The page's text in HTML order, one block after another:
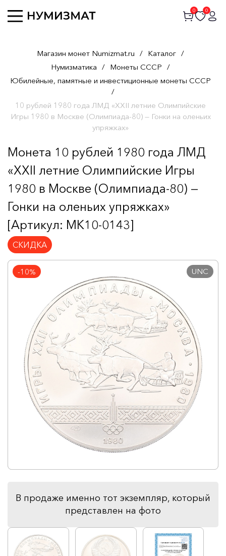
0 0
Магазин монет Numizmat.ru / Каталог /
Нумизматика / Монеты СССР /
Юбилейные, памятные и инвестиционные монеты СССР
/
10 рублей 1980 года ЛМД «XXII летние Олимпийские
Игры 1980 в Москве (Олимпиада-80) — Гонки на оленьих
упряжках»
Монета 10 рублей 1980 года ЛМД
«XXII летние Олимпийские Игры
1980 в Москве (Олимпиада-80) —
Гонки на оленьих упряжках»
[Артикул: MK10-0143]
СКИДКА
-10% UNC
В продаже именно тот экземпляр, который
представлен на фото